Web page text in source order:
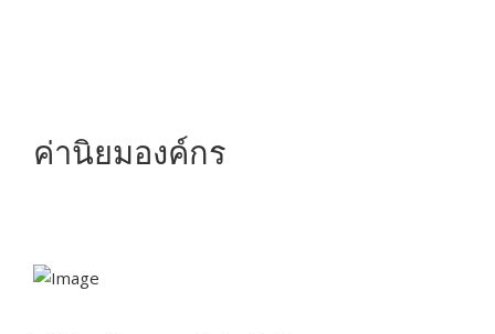
ค่านิยมองค์กร